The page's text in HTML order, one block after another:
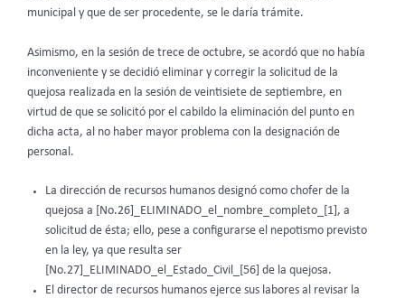
municipal y que de ser procedente, se le daría trámite.
Asimismo, en la sesión de trece de octubre, se acordó que no había
inconveniente y se decidió eliminar y corregir la solicitud de la
quejosa realizada en la sesión de veintisiete de septiembre, en
virtud de que se solicitó por el cabildo la eliminación del punto en
dicha acta, al no haber mayor problema con la designación de
personal.
La dirección de recursos humanos designó como chofer de la
quejosa a [No.26]_ELIMINADO_el_nombre_completo_[1], a
solicitud de ésta; ello, pese a configurarse el nepotismo previsto
en la ley, ya que resulta ser
[No.27]_ELIMINADO_el_Estado_Civil_[56] de la quejosa.
El director de recursos humanos ejerce sus labores al revisar la